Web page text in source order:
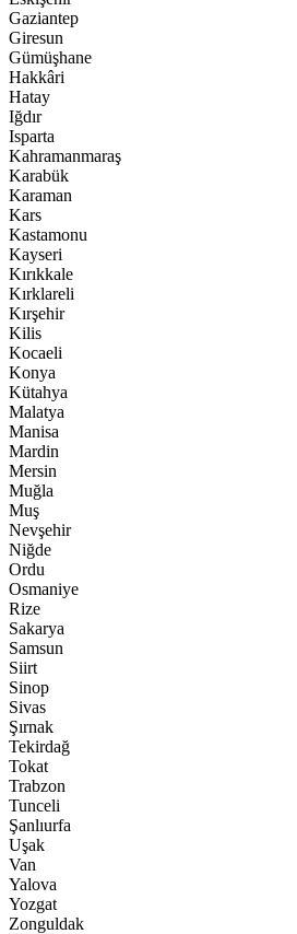
Gaziantep
Giresun
Gümüşhane
Hakkâri
Hatay
Iğdır
Isparta
Kahramanmaraş
Karabük
Karaman
Kars
Kastamonu
Kayseri
Kırıkkale
Kırklareli
Kırşehir
Kilis
Kocaeli
Konya
Kütahya
Malatya
Manisa
Mardin
Mersin
Muğla
Muş
Nevşehir
Niğde
Ordu
Osmaniye
Rize
Sakarya
Samsun
Siirt
Sinop
Sivas
Şırnak
Tekirdağ
Tokat
Trabzon
Tunceli
Şanlıurfa
Uşak
Van
Yalova
Yozgat
Zonguldak